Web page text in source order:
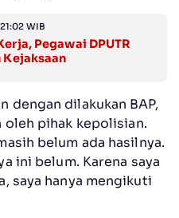
WIB
Pegawai DPUTR
Kejaksaan
dengan dilakukan BAP,
pihak kepolisian.
belum ada hasilnya.
ini belum. Karena saya
saya hanya mengikuti